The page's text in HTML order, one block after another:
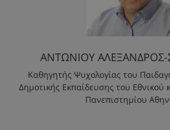
ΑΝΤΩΝΙΟΥ ΑΛΕΞΑΝΔΡΟΣ-
Καθηγητής Ψυχολογίας του
Δημοτικής Εκπαίδευσης του Εθνικού
Πανεπιστημίου